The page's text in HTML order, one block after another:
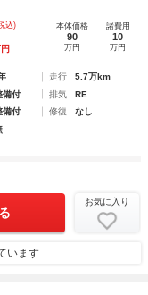
込) 本体価格
90
万円
諸費用
10
万円
走行
5.7万km
備付 排気
RE
備付 修復
なし
お気に入り
います